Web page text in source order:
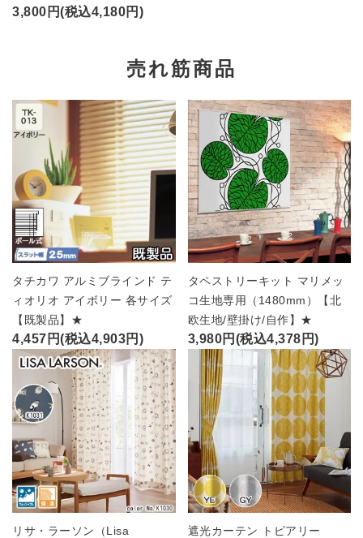
3,800円(税込4,180円)
売れ筋商品
タチカワ アルミブラインド テ
ィオリオ アイボリー 各サイズ
【既製品】★
4,457円(税込4,903円)
タペストリーキット マリメッ
コ生地専用（1480mm）【北
欧生地/壁掛け/自作】★
3,980円(税込4,378円)
リサ・ラーソン（Lisa
遮光カーテン トピアリー